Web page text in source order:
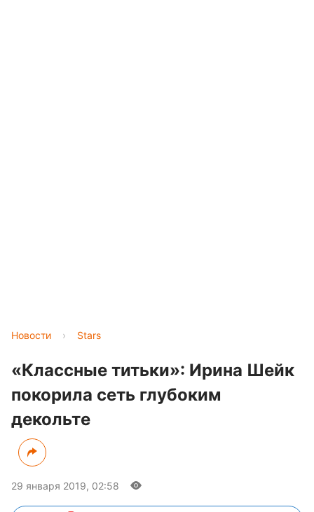
Новости › Stars
«Классные титьки»: Ирина Шейк
покорила сеть глубоким
декольте
29 января 2019, 02:58